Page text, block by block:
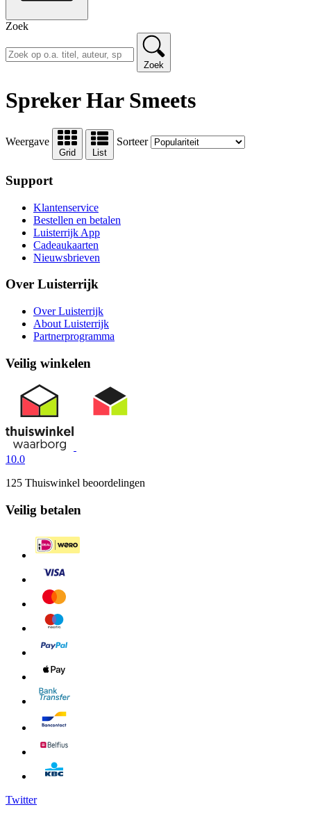
Zoek
Zoek
Spreker Har Smeets
Weergave
Grid List
Sorteer
Support
Klantenservice
Bestellen en betalen
Luisterrijk App
Cadeaukaarten
Nieuwsbrieven
Over Luisterrijk
Over Luisterrijk
About Luisterrijk
Partnerprogramma
Veilig winkelen
10.0
125 Thuiswinkel beoordelingen
Veilig betalen
Twitter